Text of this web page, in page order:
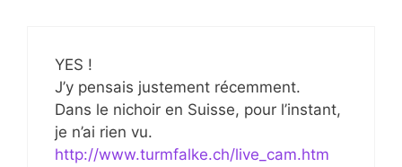
YES !
J’y pensais justement récemment.
Dans le nichoir en Suisse, pour l’instant,
je n’ai rien vu.
http://www.turmfalke.ch/live_cam.htm